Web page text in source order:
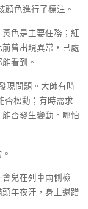
色進行了標注。
色是主要任務；紅
曾出現異常，已處
看到。
現問題。大師有時
否松動；有時需求
否發生變動。哪怕
兒在列車兩側檢
年夜汗，身上還蹭